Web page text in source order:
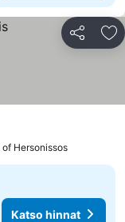
Jaa
Hersonissos
Katso hinnat